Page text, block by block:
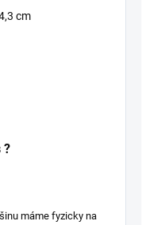
cm
?
máme fyzicky na